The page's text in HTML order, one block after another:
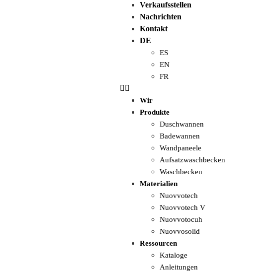
Verkaufsstellen
Nachrichten
Kontakt
DE
ES
EN
FR
Wir
Produkte
Duschwannen
Badewannen
Wandpaneele
Aufsatzwaschbecken
Waschbecken
Materialien
Nuovvotech
Nuovvotech V
Nuovvotocuh
Nuovvosolid
Ressourcen
Kataloge
Anleitungen